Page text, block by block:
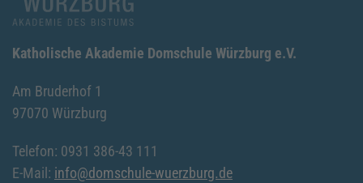
Katholische Akademie Domschule Würzburg e.V.
Am Bruderhof 1
97070 Würzburg
Telefon: 0931 386-43 111
E-Mail: info@domschule-wuerzburg.de